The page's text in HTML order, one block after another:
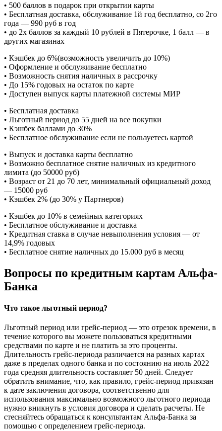
• 500 баллов в подарок при открытии карты
• Бесплатная доставка, обслуживание 1й год бесплатно, со 2го
года — 990 руб в год
• до 2х баллов за каждый 10 рублей в Пятерочке, 1 балл — в
других магазинах
• Кэшбек до 6%(возможность увеличить до 10%)
• Оформление и обслуживание бесплатно
• Возможность снятия наличных в рассрочку
• До 15% годовых на остаток по карте
• Доступен выпуск карты платежной системы МИР
• Бесплатная доставка
• Льготный период до 55 дней на все покупки
• Кэшбек баллами до 30%
• Бесплатное обслуживание если не пользуетесь картой
• Выпуск и доставка карты бесплатно
• Возможно бесплатное снятие наличных из кредитного
лимита (до 50000 руб)
• Возраст от 21 до 70 лет, минимальный официальный доход
— 15000 руб
• Кэшбек 2% (до 30% у Партнеров)
• Кэшбек до 10% в семейных категориях
• Бесплатное обслуживание и доставка
• Кредитная ставка в случае невыполнения условия — от
14,9% годовых
• Бесплатное снятие наличных до 15.000 руб в месяц
Вопросы по кредитным картам Альфа-
Банка
Что такое льготный период?
Льготный период или грейс-период — это отрезок времени, в
течение которого вы можете пользоваться кредитными
средствами по карте и не платить за это проценты.
Длительность грейс-периода различается на разных картах
даже в пределах одного банка и по состоянию на июль 2022
года средняя длительность составляет 50 дней. Следует
обратить внимание, что, как правило, грейс-период привязан
к дате заключения договора, соответственно для
использования максимально возможного льготного периода
нужно вникнуть в условия договора и сделать расчеты. Не
стесняйтесь обращаться к консультантам Альфа-Банка за
помощью с определением грейс-периода.